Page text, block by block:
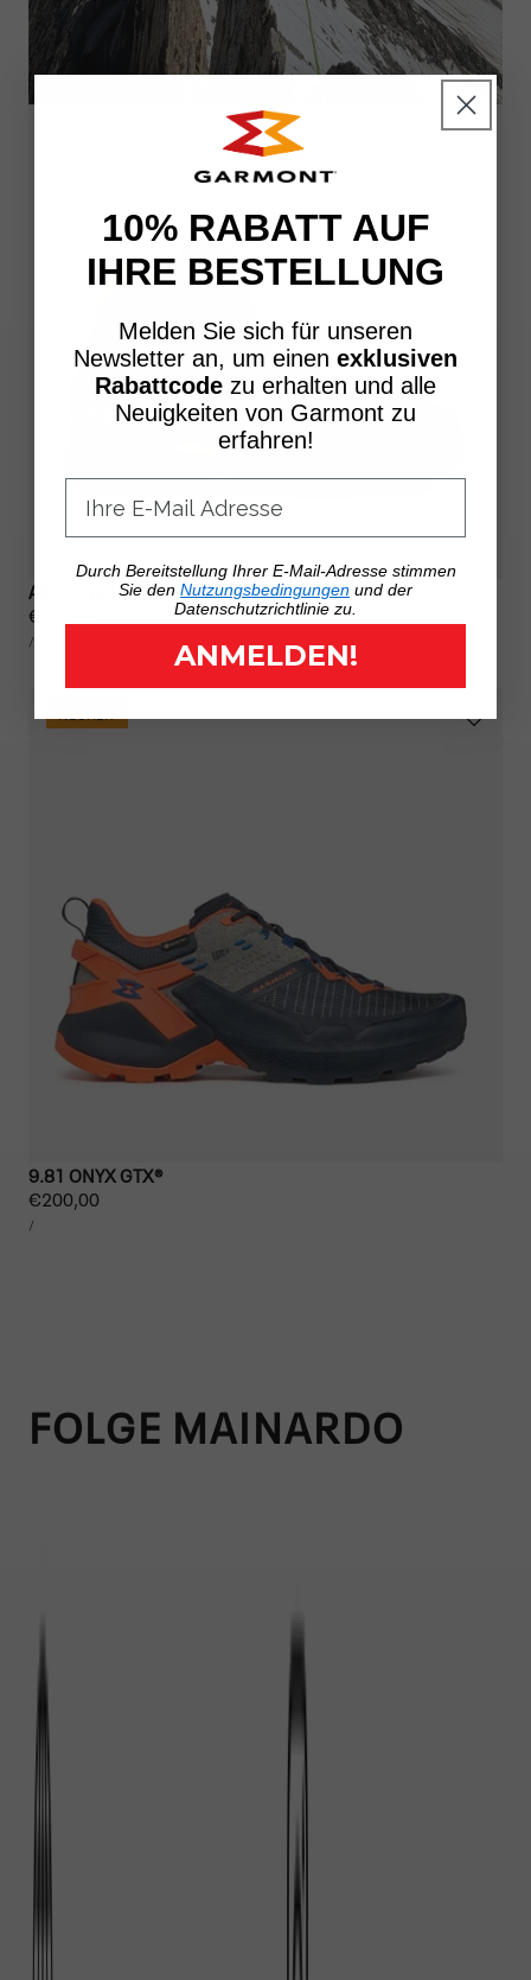
AKRON MID GTX®
Regulärer
Preis
€220,00
STÜCKPREIS
/
9.81 ONYX GTX®
Regulärer
Preis
€200,00
STÜCKPREIS
/
FOLGE MAINARDO
10% RABATT AUF
IHRE BESTELLUNG
Melden Sie sich für unseren
Newsletter an, um einen exklusiven
Rabattcode zu erhalten und alle
Neuigkeiten von Garmont zu
erfahren!
Durch Bereitstellung Ihrer E-Mail-Adresse stimmen
Sie den Nutzungsbedingungen und der
Datenschutzrichtlinie zu.
ANMELDEN!